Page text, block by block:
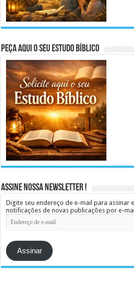
Peça aqui o seu Estudo Bíblico
Assine Nossa Newsletter !
Digite seu endereço de e-mail para assinar
notificações de novas publicações por e-
Endereço
de
mail
Assinar